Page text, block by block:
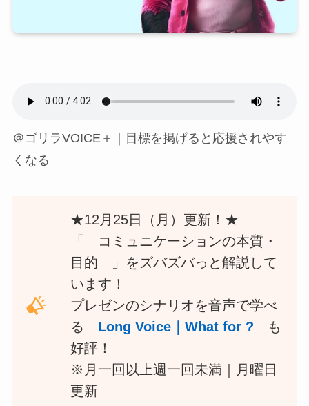
＠ゴリラVOICE＋｜目標を掲げると応援されやす
くなる
★12月25日（月）更新！★
「 コミュニケーションの本質・
目的 」をズバズバっと解説して
います！
プレゼンのシナリオを音声で学べ
る Long Voice｜What for ? も
好評！
※月一回以上週一回未満｜月曜日
更新